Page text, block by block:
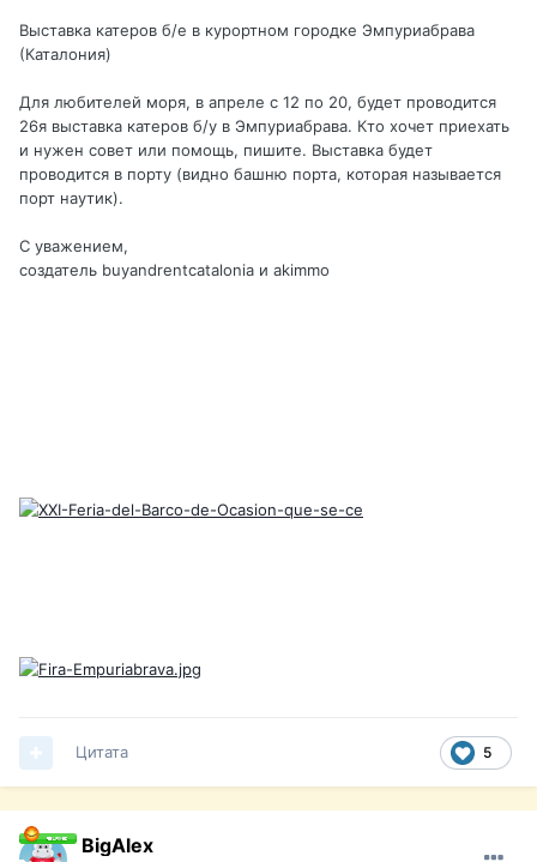
Выставка катеров б/e в курортном городке Эмпуриабрава
(Каталония)
Для любителей моря, в апреле с 12 по 20, будет проводится
26я выставка катеров б/у в Эмпуриабрава. Кто хочет приехать
и нужен совет или помощь, пишите. Выставка будет
проводится в порту (видно башню порта, которая называется
порт наутик).
С уважением,
создатель buyandrentcatalonia и akimmo
5
Цитата
BigAlex